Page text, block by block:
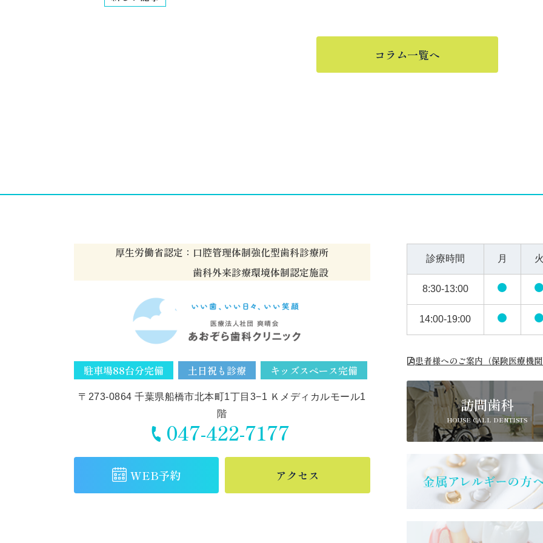
コラム一覧へ
厚生労働省認定：口腔管理体制強化型歯科診療所
歯科外来診療環境体制認定施設
駐車場88台分完備 土日祝も診療 キッズスペース完備
〒273-0864千葉県船橋市北本町1丁目3−1 Ｋメディカルモール1
階
047-422-7177
WEB予約 アクセス
診療時間 月 火
8:30-13:00
14:00-19:00
患者様へのご案内（保険医療機関
訪問歯科
HOUSE CALL DENTISTS